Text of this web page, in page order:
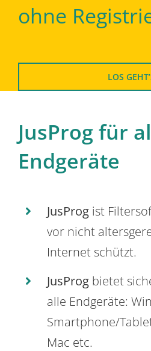
ohne
LOS
JusProg für
Endgeräte
JusProg ist
vor nicht
Internet schützt.
JusProg bietet
alle Endgeräte:
Smartphone/
Mac etc.